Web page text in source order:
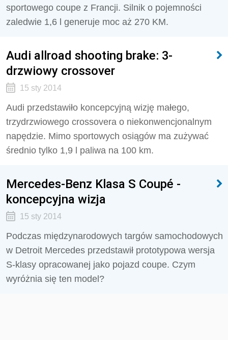
sportowego coupe z Francji. Silnik o pojemności
zaledwie 1,6 l generuje moc aż 270 KM.
Audi allroad shooting brake: 3-
drzwiowy crossover
15 sty 2014
Audi przedstawiło koncepcyjną wizję małego,
trzydrzwiowego crossovera o niekonwencjonalnym
napędzie. Mimo sportowych osiągów ma zużywać
średnio tylko 1,9 l paliwa na 100 km.
Mercedes-Benz Klasa S Coupé -
koncepcyjna wizja
15 sty 2014
Podczas międzynarodowych targów samochodowych
w Detroit Mercedes przedstawił prototypowa wersja
S-klasy opracowanej jako pojazd coupe. Czym
wyróżnia się ten model?